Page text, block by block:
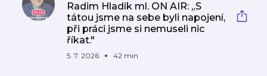
Radim Hladík ml. ON AIR: „S
tátou jsme na sebe byli napojení,
při práci jsme si nemuseli nic
říkat."
5. 7. 2026 42 min